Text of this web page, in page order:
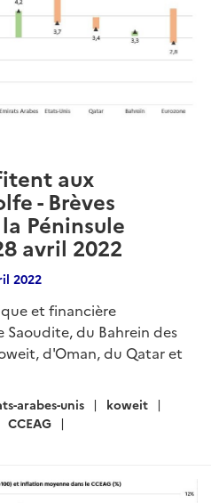
aux
- Brèves
Péninsule
avril 2022
2022
et financière
du Bahrein des
d'Oman, du Qatar et
arabes-unis
koweit
CCEAG